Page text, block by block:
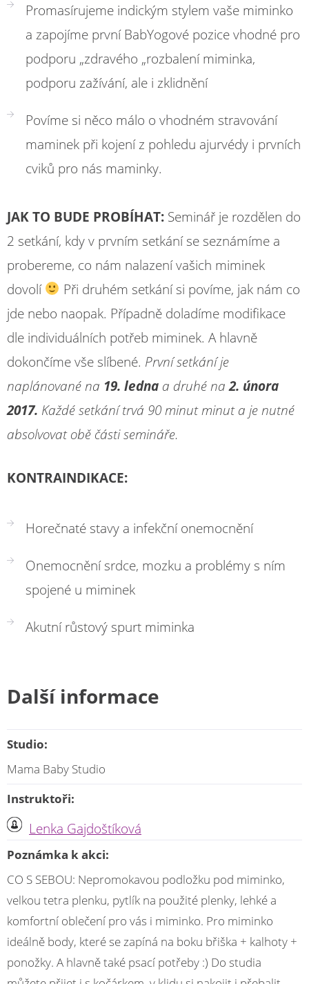
Promasírujeme indickým stylem vaše miminko
a zapojíme první BabYogové pozice vhodné pro
podporu „zdravého „rozbalení miminka,
podporu zažívání, ale i zklidnění
Povíme si něco málo o vhodném stravování
maminek při kojení z pohledu ajurvédy i prvních
cviků pro nás maminky.
JAK TO BUDE PROBÍHAT: Seminář je rozdělen do
2 setkání, kdy v prvním setkání se seznámíme a
probereme, co nám nalazení vašich miminek
dovolí
Při druhém setkání si povíme, jak nám co
jde nebo naopak. Případně doladíme modifikace
dle individuálních potřeb miminek. A hlavně
dokončíme vše slíbené. První setkání je
naplánované na 19. ledna a druhé na2. února
2017. Každé setkání trvá 90 minut minut a je nutné
absolvovat obě části semináře.
KONTRAINDIKACE:
Horečnaté stavy a infekční onemocnění
Onemocnění srdce, mozku a problémy s ním
spojené u miminek
Akutní růstový spurt miminka
Další informace
Studio:
Mama Baby Studio
Instruktoři:
Lenka Gajdoštíková
Poznámka k akci:
CO S SEBOU: Nepromokavou podložku pod miminko,
velkou tetra plenku, pytlík na použité plenky, lehké a
komfortní oblečení pro vás i miminko. Pro miminko
ideálně body, které se zapíná na boku břiška + kalhoty +
ponožky. A hlavně také psací potřeby :) Do studia